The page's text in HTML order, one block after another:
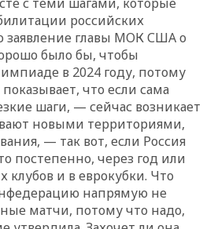
11:58Резаи: Иран не допустит
открытия второго маршрута в
Ормузском проливе
11:48 Жители Москвы и
Подмосковья сообщили о
громких взрывах
11:41ТПП предлагает
изменить процедуру
банкротства для
пострадавших от атак БПЛА
продавцов
11:38Шадаев исключил
запуск мессенджера на
«Госуслугах»
российских
главы МОК США о
было бы, чтобы
в 2024 году, потому
что если сама
шаги, — сейчас возникает
новыми территориями,
— так вот, если Россия
постепенно, через год или
клубов и в еврокубки. Что
напрямую не
матчи, потому что надо,